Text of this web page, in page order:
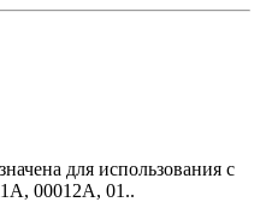
для использования с
00012A, 01..